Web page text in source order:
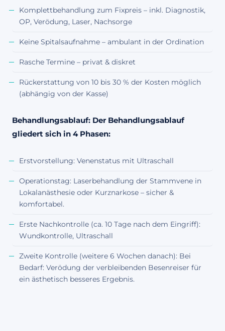
Komplettbehandlung zum Fixpreis – inkl. Diagnostik,
OP, Verödung, Laser, Nachsorge
Keine Spitalsaufnahme – ambulant in der Ordination
Rasche Termine – privat & diskret
Rückerstattung von 10 bis 30 % der Kosten möglich
(abhängig von der Kasse)
Behandlungsablauf: Der Behandlungsablauf
gliedert sich in 4 Phasen:
Erstvorstellung: Venenstatus mit Ultraschall
Operationstag: Laserbehandlung der Stammvene in
Lokalanästhesie oder Kurznarkose – sicher &
komfortabel.
Erste Nachkontrolle (ca. 10 Tage nach dem Eingriff):
Wundkontrolle, Ultraschall
Zweite Kontrolle (weitere 6 Wochen danach): Bei
Bedarf: Verödung der verbleibenden Besenreiser für
ein ästhetisch besseres Ergebnis.